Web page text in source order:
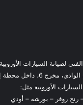
لصيانة السيارات
6، داخل محطة إدريس.
الأوروبية مثل: